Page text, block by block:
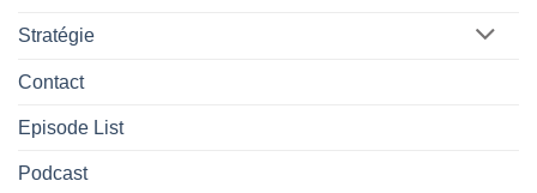
Stratégie
Contact
Episode List
Podcast